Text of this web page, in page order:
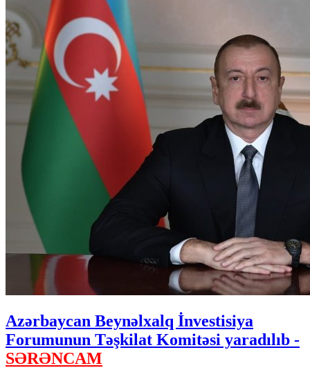
Azərbaycan Beynəlxalq İnvestisiya
Forumunun Təşkilat Komitəsi yaradılıb -
SƏRƏNCAM